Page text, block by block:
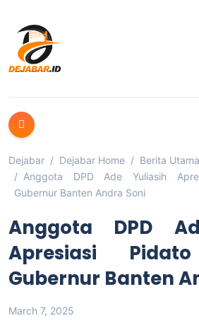
Dejabar Dejabar Home
Berita Utama
Anggota DPD Ade Yuliasih
Gubernur Banten Andra Soni
Anggota DPD
Apresiasi
Gubernur Banten
March 7, 2025